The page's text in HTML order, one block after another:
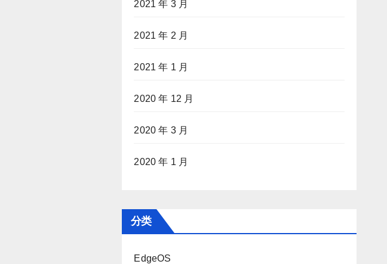
2021 年 3 月
2021 年 2 月
2021 年 1 月
2020 年 12 月
2020 年 3 月
2020 年 1 月
分类
EdgeOS